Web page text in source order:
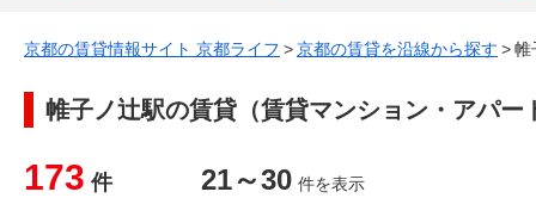
京都の賃貸情報サイト 京都ライフ >京都の賃貸を沿線から探す >帷
帷子ノ辻駅の賃貸（賃貸マンション・アパー
173 件 21～30 件を表示